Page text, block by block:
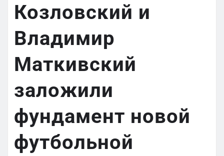
Козловский и
Владимир
Маткивский
заложили
фундамент новой
футбольной